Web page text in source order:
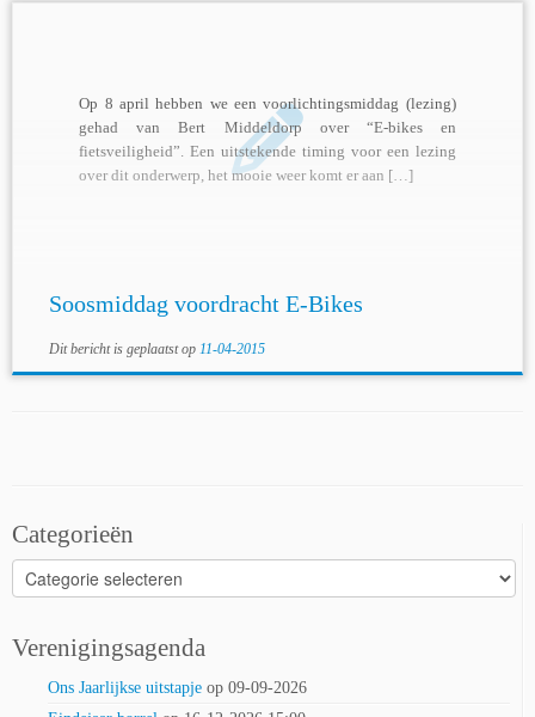
Op 8 april hebben we een voorlichtingsmiddag (lezing)
gehad van Bert Middeldorp over “E-bikes en
fietsveiligheid”. Een uitstekende timing voor een lezing
over dit onderwerp, het mooie weer komt er aan […]
Soosmiddag voordracht E-Bikes
Dit bericht is geplaatst op 11-04-2015
Categorieën
Categorieën
Verenigingsagenda
Ons Jaarlijkse uitstapje op 09-09-2026